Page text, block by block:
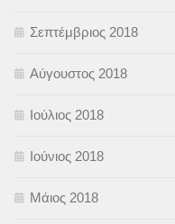
Σεπτέμβριος 2018
Αύγουστος 2018
Ιούλιος 2018
Ιούνιος 2018
Μάιος 2018